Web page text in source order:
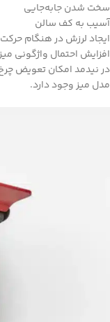
سخت شدن جابه‌جایی
آسیب به کف سالن
ایجاد لرزش در هنگام حرکت
افزایش احتمال واژگونی
در نیدمد امکان تعویض
مدل میز وجود دارد.